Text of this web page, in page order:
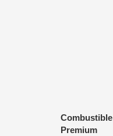
Combustible
Premium